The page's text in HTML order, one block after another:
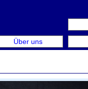
Über uns
Rare Book Week